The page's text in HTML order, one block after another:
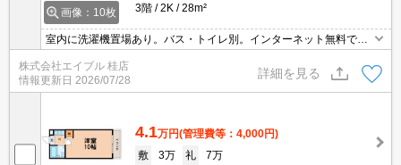
画像：10枚
3階
2K 28m²
室内に洗濯機置場あり。バス・トイレ別。インターネット無料で使
い放題。広さ良し!家賃良し!周辺環境良し!。駅近くでラクラク便
利。実物を見てお確かめください。お問い合わせお待ちしておりま
す。
株式会社エイブル 桂店
情報更新日 2026/07/28
詳細を見る
4.1万円(管理費等：4,000円)
敷
3万 礼 7万